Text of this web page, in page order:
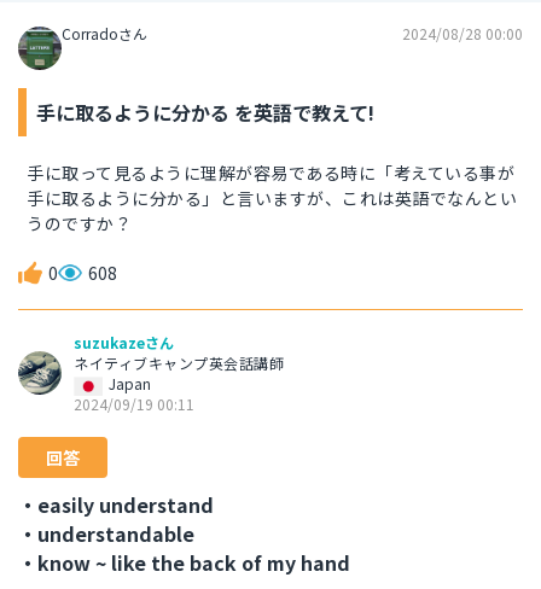
Corradoさん 2024/08/28 00:00
手に取るように分かる を英語で教えて!
手に取って見るように理解が容易である時に「考えている事が
手に取るように分かる」と言いますが、これは英語でなんとい
うのですか？
0 608
suzukazeさん
ネイティブキャンプ英会話講師
Japan
2024/09/19 00:11
回答
・easily understand
・understandable
・know ~ like the back of my hand